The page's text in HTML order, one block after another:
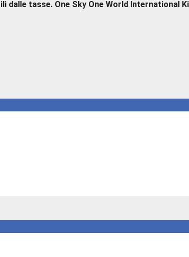
tasse. One Sky One World International